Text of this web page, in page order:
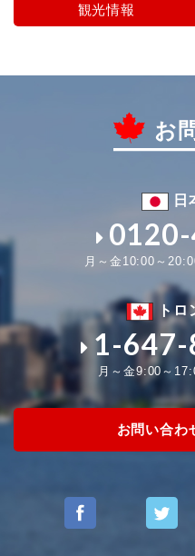
観光情報
お
日
月～金10:00～
ト
1-
月～金9:00～
お問い合わ